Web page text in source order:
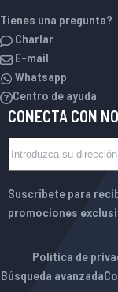
Tienes una pregunta?
Charlar
E-mail
Whatsapp
Centro de ayuda
CONECTA CON
BOLETÍN DE NOTICIAS
Suscríbete para
promociones
Política de
Búsqueda avanzada